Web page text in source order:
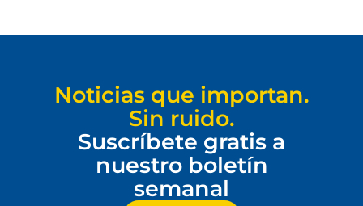
Noticias que importan.
Sin ruido.
Suscríbete gratis a
nuestro boletín
semanal